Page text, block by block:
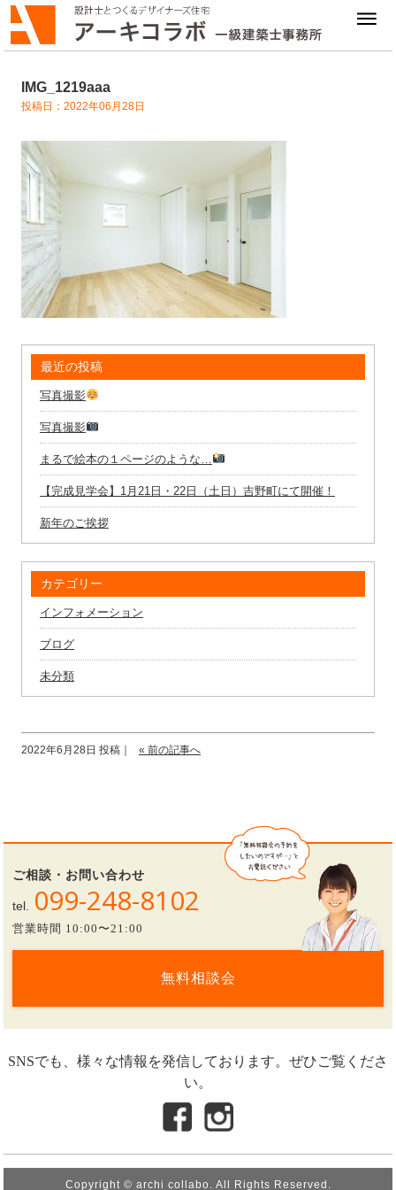
IMG_1219aaa
投稿日：2022年06月28日
最近の投稿
写真撮影
写真撮影
まるで絵本の１ページのような…
【完成見学会】1月21日・22日（土日）吉野町にて開催！
新年のご挨拶
カテゴリー
インフォメーション
ブログ
未分類
2022年6月28日 投稿｜ « 前の記事へ
ご相談・お問い合わせ
tel. 099-248-8102
営業時間 10:00〜21:00
無料相談会
SNSでも、様々な情報を発信しております。ぜひご覧くださ
い。
Copyright © archi collabo. All Rights Reserved.